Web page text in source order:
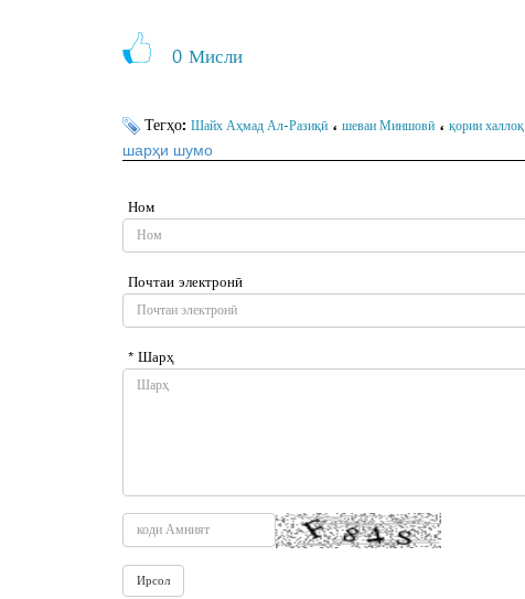
0 Мисли
Тегҳо: Шайх Аҳмад Ал-Разиқӣ ، шеваи Миншовӣ ، қории халлоқ
шарҳи шумо
Ном
Почтаи электронӣ
* Шарҳ